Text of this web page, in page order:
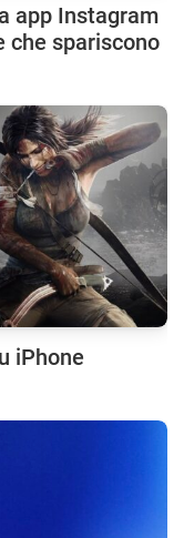
app Instagram
che spariscono
iPhone